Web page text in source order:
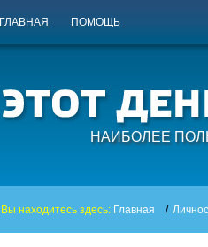
ГЛАВНАЯ ПОМОЩЬ
НАИБОЛЕЕ
Вы находитесь здесь: Главная /